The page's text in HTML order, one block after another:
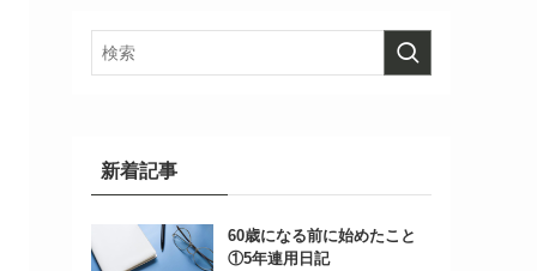
新着記事
60歳になる前に始めたこと
①5年連用日記